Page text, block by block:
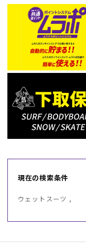
現在の検索条件
ウェットスーツ ,